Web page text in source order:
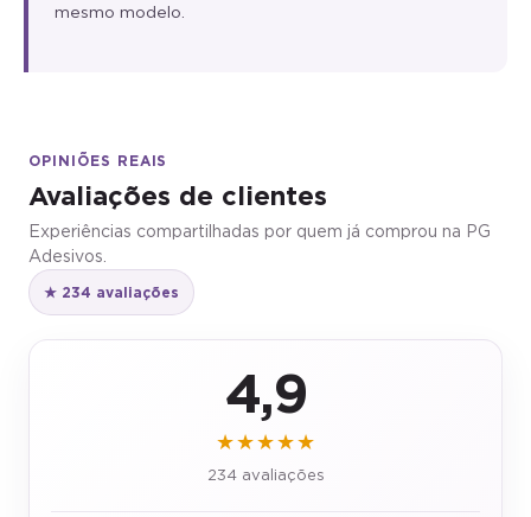
mesmo modelo.
OPINIÕES REAIS
Avaliações de clientes
Experiências compartilhadas por quem já comprou na PG
Adesivos.
★ 234 avaliações
4,9
★★★★★
234 avaliações